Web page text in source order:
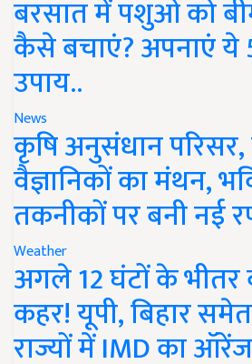
बरसात में पशुओं को
कैसे बचाएं? अपनाएं
उपाय..
News
कृषि अनुसंधान परिसर,
वैज्ञानिकों का मंथन,
तकनीकों पर बनी नई
Weather
अगले 12 घंटों के भीतर
कहर! यूपी, बिहार
राज्यों में IMD का